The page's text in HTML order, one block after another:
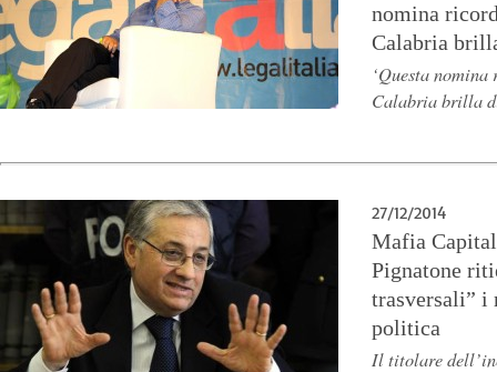
nomina
Calabria
‘Questa
Calabria brilla
27/12/2014
Mafia
Pignatone
trasversali” i
politica
Il titolare